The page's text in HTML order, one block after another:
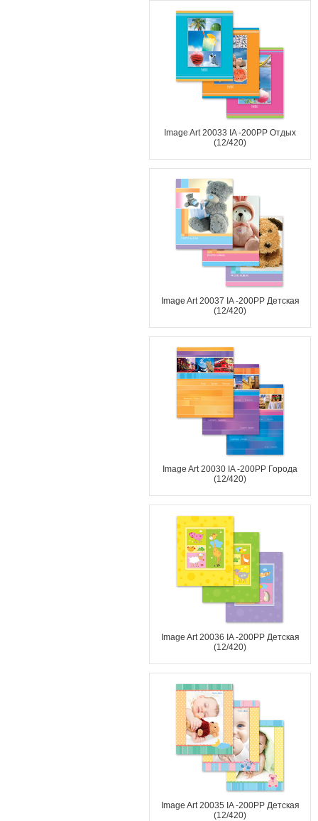
Image Art 20033 IA -200PP Отдых
(12/420)
Image Art 20037 IA -200PP Детская
(12/420)
Image Art 20030 IA -200PP Города
(12/420)
Image Art 20036 IA -200PP Детская
(12/420)
Image Art 20035 IA -200PP Детская
(12/420)